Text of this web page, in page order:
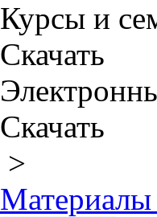
Курсы и
Скачать
Скачать
>